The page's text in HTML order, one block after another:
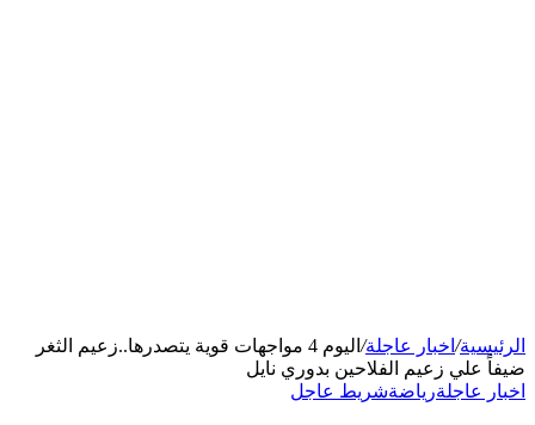
الرئيسية/ اخبار عاجلة/
اليوم 4 مواجهات قوية يتصدرها..زعيم الثغر
ضيفاً علي زعيم الفلاحين بدوري نايل
اخبار عاجلةرياضةشريط عاجل